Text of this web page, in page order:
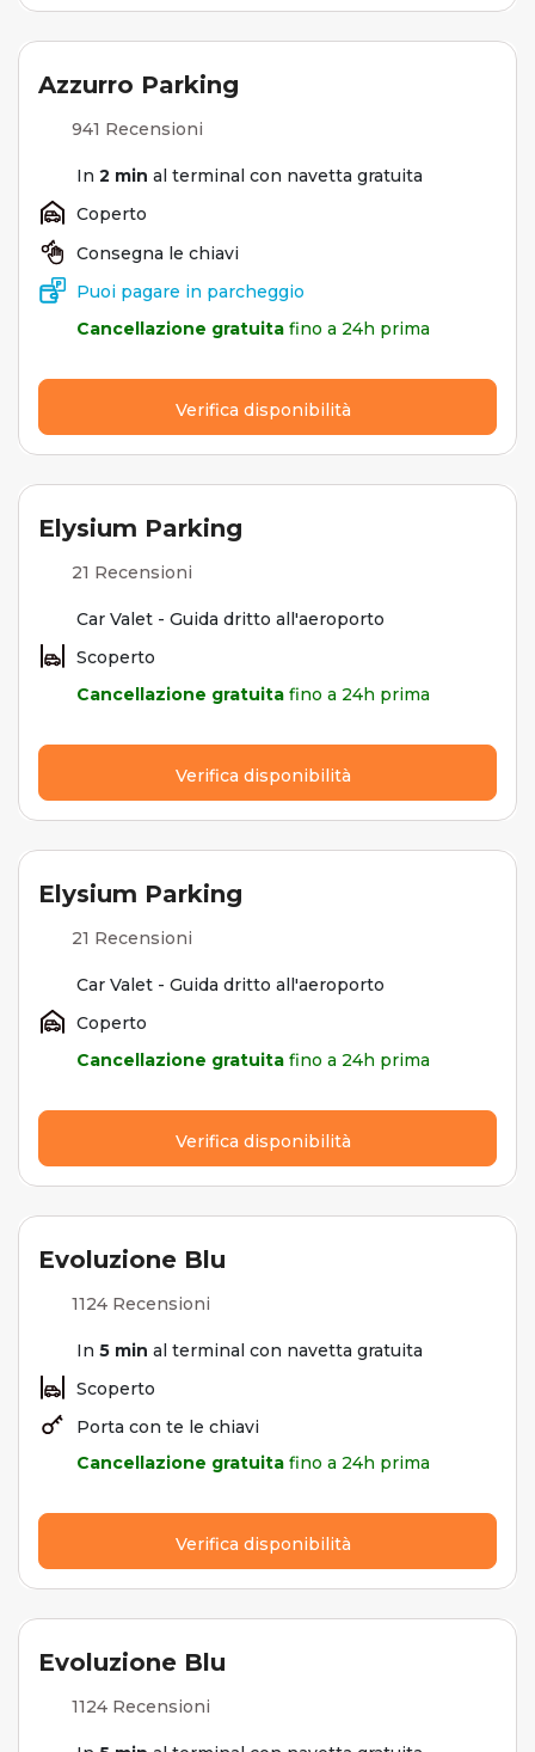
Azzurro Parking
941 Recensioni
In 2 min al terminal con navetta gratuita
Coperto
Consegna le chiavi
Puoi pagare in parcheggio
Cancellazione gratuita fino a 24h prima
Verifica disponibilità
Elysium Parking
21 Recensioni
Car Valet - Guida dritto all'aeroporto
Scoperto
Cancellazione gratuita fino a 24h prima
Verifica disponibilità
Elysium Parking
21 Recensioni
Car Valet - Guida dritto all'aeroporto
Coperto
Cancellazione gratuita fino a 24h prima
Verifica disponibilità
Evoluzione Blu
1124 Recensioni
In 5 min al terminal con navetta gratuita
Scoperto
Porta con te le chiavi
Cancellazione gratuita fino a 24h prima
Verifica disponibilità
Evoluzione Blu
1124 Recensioni